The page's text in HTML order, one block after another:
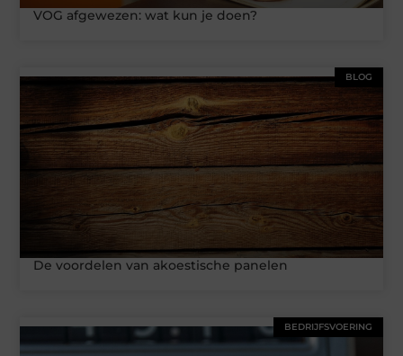
VOG afgewezen: wat kun je doen?
BLOG
De voordelen van akoestische panelen
BEDRIJFSVOERING